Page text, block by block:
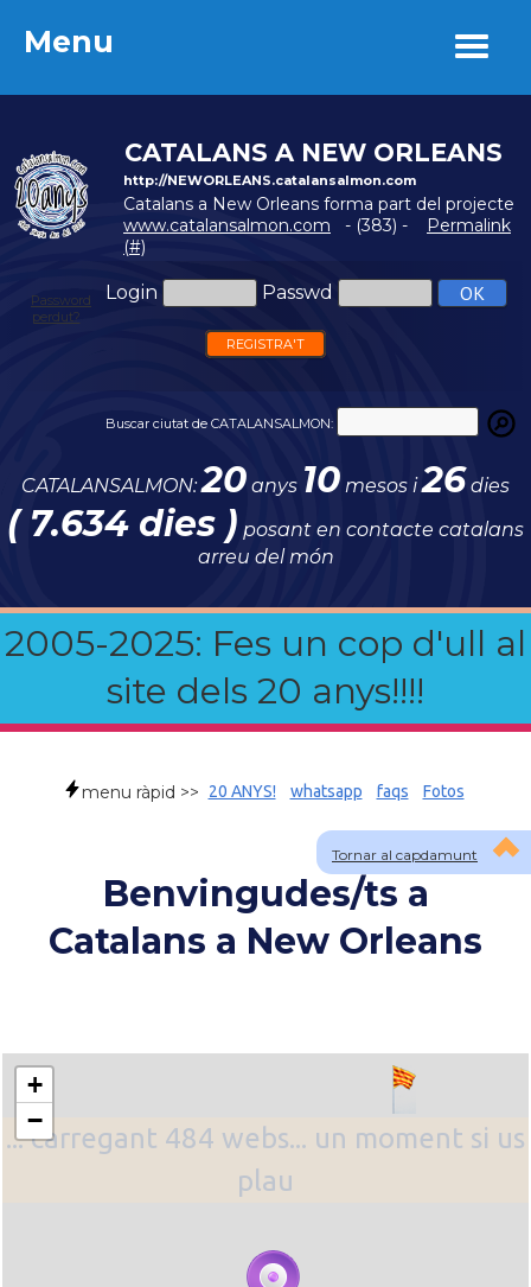
Menu
CATALANS A NEW ORLEANS
http://NEWORLEANS.catalansalmon.com
Catalans a New Orleans forma part del projecte
www.catalansalmon.com - (383) -
Permalink
(#)
Login Passwd
Password
perdut?
REGISTRA'T
Buscar ciutat de CATALANSALMON:
CATALANSALMON:20 anys 10 mesos i26 dies
( 7.634 dies ) posant en contacte catalans
arreu del món
2005-2025: Fes un cop d'ull al
site dels 20 anys!!!!
Menu
Tornar al capdamunt
menu ràpid >> 20 ANYS! whatsapp faqs Fotos
Benvingudes/ts a
Catalans a New Orleans
... carregant 484 webs... un moment si us
plau
+
−